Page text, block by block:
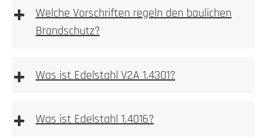
2. Ausmessen
+
Welche Vorschriften regeln den baulichen
Brandschutz?
+ Was ist Edelstahl V2A 1.4301?
+ Was ist Edelstahl 1.4016?